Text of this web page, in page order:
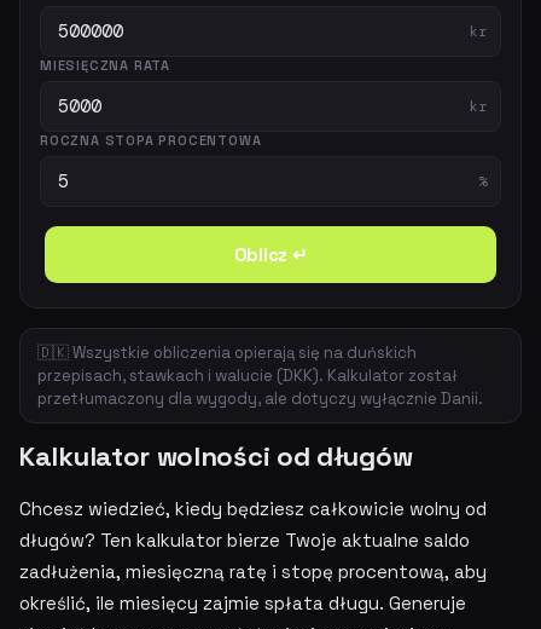
kr
MIESIĘCZNA RATA
kr
ROCZNA STOPA PROCENTOWA
%
Oblicz ↵
🇩🇰 Wszystkie obliczenia opierają się na duńskich
przepisach, stawkach i walucie (DKK). Kalkulator został
przetłumaczony dla wygody, ale dotyczy wyłącznie Danii.
Kalkulator wolności od długów
Chcesz wiedzieć, kiedy będziesz całkowicie wolny od
długów? Ten kalkulator bierze Twoje aktualne saldo
zadłużenia, miesięczną ratę i stopę procentową, aby
określić, ile miesięcy zajmie spłata długu. Generuje